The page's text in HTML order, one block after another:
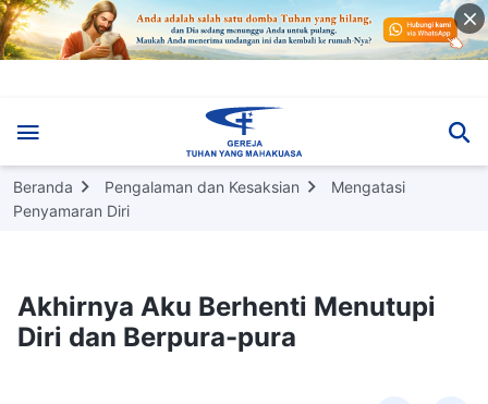
Beranda Pengalaman dan Kesaksian
Mengatasi
Penyamaran Diri
Akhirnya Aku Berhenti Menutupi
Diri dan Berpura-pura